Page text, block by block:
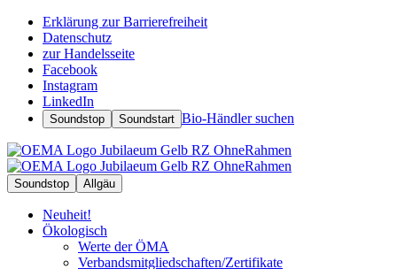
Erklärung zur Barrierefreiheit
Datenschutz
zur Handelsseite
Facebook
Instagram
LinkedIn
Soundstop Soundstart Bio-Händler suchen
Soundstop Allgäu
Neuheit!
Ökologisch
Werte der ÖMA
Verbandsmitgliedschaften/Zertifikate